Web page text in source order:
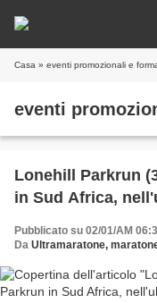
Casa » eventi promozionali e
eventi
Lonehill Parkrun
in Sud Africa,
Pubblicato su 02/01/AM
Da Ultramaratone,